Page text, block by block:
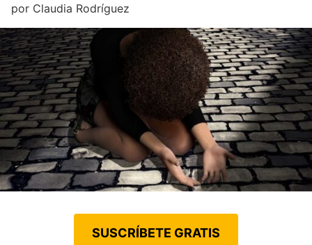
por Claudia Rodríguez
SUSCRÍBETE GRATIS